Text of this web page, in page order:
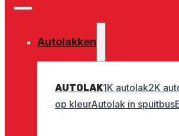
Autolakken
AUTOLAK1K autolak2K
op kleurAutolak in spuitbus